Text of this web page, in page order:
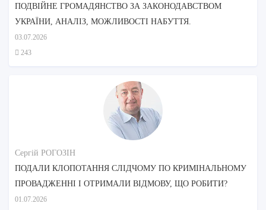
ПОДВІЙНЕ ГРОМАДЯНСТВО ЗА ЗАКОНОДАВСТВОМ
УКРАЇНИ, АНАЛІЗ, МОЖЛИВОСТІ НАБУТТЯ.
03.07.2026
243
Сергій РОГОЗІН
ПОДАЛИ КЛОПОТАННЯ СЛІДЧОМУ ПО КРИМІНАЛЬНОМУ
ПРОВАДЖЕННІ І ОТРИМАЛИ ВІДМОВУ, ЩО РОБИТИ?
01.07.2026